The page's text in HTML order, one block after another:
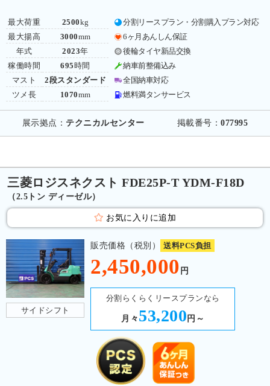
最大荷重
最大揚高
年式
稼働時間
マスト
ツメ長
2500kg
3000mm
2023年
695 時間
2段スタンダード
1070mm
分割リースプラン・分割購入プラン対応
6ヶ月あんしん保証
後輪タイヤ新品交換
納車前整備込み
全国納車対応
燃料満タンサービス
展示拠点： テクニカルセンター 掲載番号：077995
三菱ロジスネクスト FDE25P-T YDM-F18D
（2.5トン ディーゼル）
お気に入りに追加
サイドシフト
販売価格（税別） 送料PCS負担
2,450,000 円
分割らくらくリースプランなら
月々 53,200 円～